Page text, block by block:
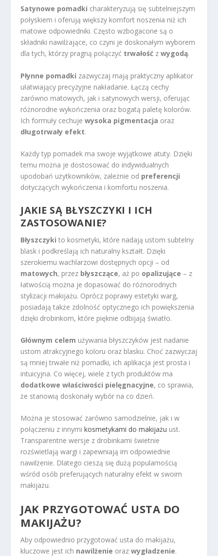
Satynowe pomadki charakteryzują się subtelniejszym
połyskiem i oferują większy komfort noszenia niż ich
matowe odpowiedniki. Często wzbogacone są o
składniki nawilżające, co czyni je doskonałym wyborem
dla tych, którzy pragną połączyć trwałość zwygodą.
Płynne pomadki zazwyczaj mają praktyczny aplikator
ułatwiający precyzyjne nakładanie. Łączą cechy
zarówno matowych, jak i satynowych wersji, oferując
różnorodne wykończenia oraz bogatą paletę kolorów.
Ich formuły cechujewysoka pigmentacja oraz
długotrwały efekt.
Każdy typ pomadek ma swoje wyjątkowe atuty. Dzięki
temu można je dostosować do indywidualnych
upodobań użytkowników, zależnie od preferencji
dotyczących wykończenia i komfortu noszenia.
JAKIE SĄ BŁYSZCZYKI I ICH
ZASTOSOWANIE?
Błyszczyki to kosmetyki, które nadają ustom subtelny
blask i podkreślają ich naturalny kształt. Dzięki
szerokiemu wachlarzowi dostępnych opcji – od
matowych, przez błyszczące, aż po opalizujące – z
łatwością można je dopasować do różnorodnych
stylizacji makijażu. Oprócz poprawy estetyki warg,
posiadają także zdolność optycznego ich powiększenia
dzięki drobinkom, które pięknie odbijają światło.
Głównym celem używania błyszczyków jest nadanie
ustom atrakcyjnego koloru oraz blasku. Choć zazwyczaj
są mniej trwałe niż pomadki, ich aplikacja jest prosta i
intuicyjna. Co więcej, wiele z tych produktów ma
dodatkowe właściwości pielęgnacyjne, co sprawia,
że stanowią doskonały wybór na co dzień.
Można je stosować zarówno samodzielnie, jak i w
połączeniu z innymikosmetykami do makijażu ust.
Transparentne wersje z drobinkami świetnie
rozświetlają wargi i zapewniają im odpowiednie
nawilżenie. Dlatego cieszą się dużą popularnością
wśród osób preferujących naturalny efekt w swoim
makijażu.
JAK PRZYGOTOWAĆ USTA DO
MAKIJAŻU?
Aby odpowiednio przygotować usta do makijażu,
kluczowe jest ich nawilżenie orazwygładzenie.